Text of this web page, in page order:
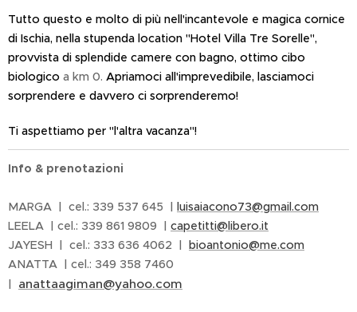
Tutto questo e molto di più nell'incantevole e magica cornice
di Ischia, nella stupenda location "Hotel Villa Tre Sorelle",
provvista di splendide camere con bagno, ottimo cibo
biologico a km 0. Apriamoci all'imprevedibile, lasciamoci
sorprendere e davvero ci sorprenderemo!
Ti aspettiamo per "l'altra vacanza"!
Info & prenotazioni
MARGA | cel.: 339 537 645 | luisaiacono73@gmail.com
LEELA | cel.: 339 861 9809 | capetitti@libero.it
JAYESH | cel.: 333 636 4062 | bioantonio@me.com
ANATTA | cel.: 349 358 7460
| anattaagiman@yahoo.com